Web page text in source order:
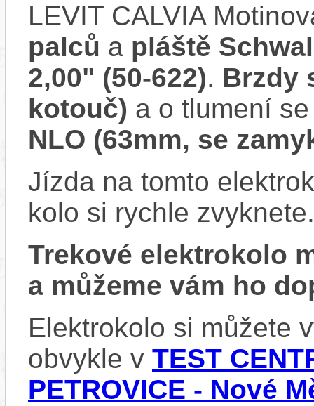
LEVIT CALVIA
palců a pláště
2,00" (50-622). Brzdy
kotouč) a o tlumení
NLO (63mm, se
Jízda na tomto
kolo si rychle zvyknete.
Trekové elektrokolo
a můžeme vám ho
Elektrokolo si můžete
obvykle v TEST
PETROVICE - Nové